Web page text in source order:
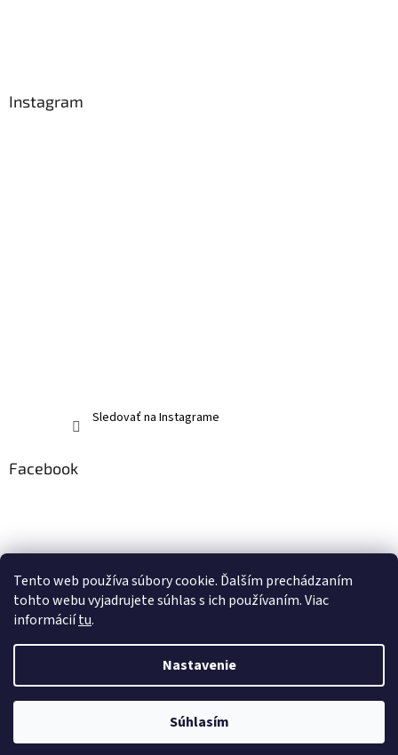
Tento web používa súbory cookie. Ďalším prechádzaním
tohto webu vyjadrujete súhlas s ich používaním. Viac
informáciítu.
Nastavenie
Súhlasím
Instagram
Sledovať na Instagrame
Facebook
Vytvoril Shoptet
memerch.sk. Všetky práva vyhradené.